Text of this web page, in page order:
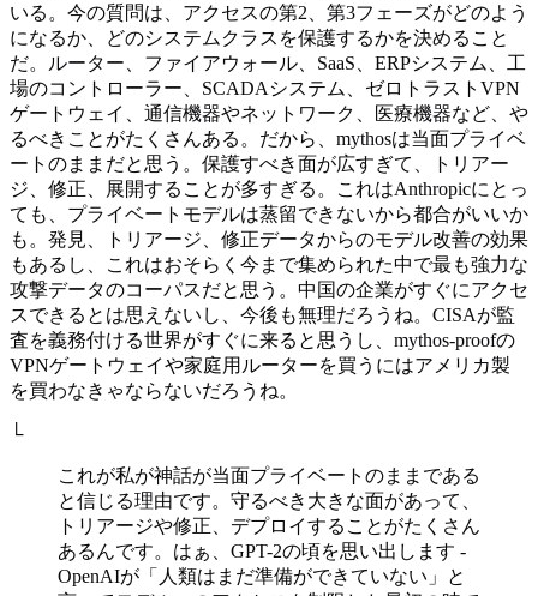
いる。今の質問は、アクセスの第2、第3フェーズがどのよう
になるか、どのシステムクラスを保護するかを決めること
だ。ルーター、ファイアウォール、SaaS、ERPシステム、工
場のコントローラー、SCADAシステム、ゼロトラストVPN
ゲートウェイ、通信機器やネットワーク、医療機器など、や
るべきことがたくさんある。だから、mythosは当面プライベ
ートのままだと思う。保護すべき面が広すぎて、トリアー
ジ、修正、展開することが多すぎる。これはAnthropicにとっ
ても、プライベートモデルは蒸留できないから都合がいいか
も。発見、トリアージ、修正データからのモデル改善の効果
もあるし、これはおそらく今まで集められた中で最も強力な
攻撃データのコーパスだと思う。中国の企業がすぐにアクセ
スできるとは思えないし、今後も無理だろうね。CISAが監
査を義務付ける世界がすぐに来ると思うし、mythos-proofの
VPNゲートウェイや家庭用ルーターを買うにはアメリカ製
を買わなきゃならないだろうね。
└
これが私が神話が当面プライベートのままである
と信じる理由です。守るべき大きな面があって、
トリアージや修正、デプロイすることがたくさん
あるんです。はぁ、GPT-2の頃を思い出します -
OpenAIが「人類はまだ準備ができていない」と